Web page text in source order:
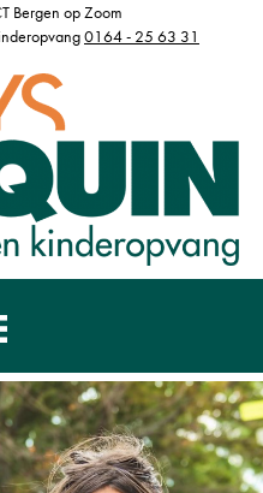
Bergen op Zoom
0164 - 25 63 31